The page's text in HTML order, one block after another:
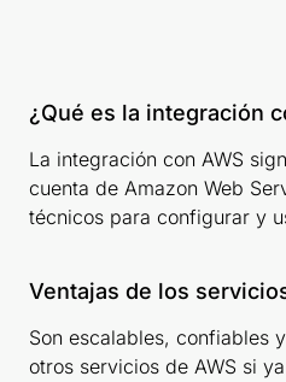
¿Qué es la integración
La integración con AWS
cuenta de Amazon Web
técnicos para configurar y
Ventajas de los
Son escalables, confiables
otros servicios de AWS si